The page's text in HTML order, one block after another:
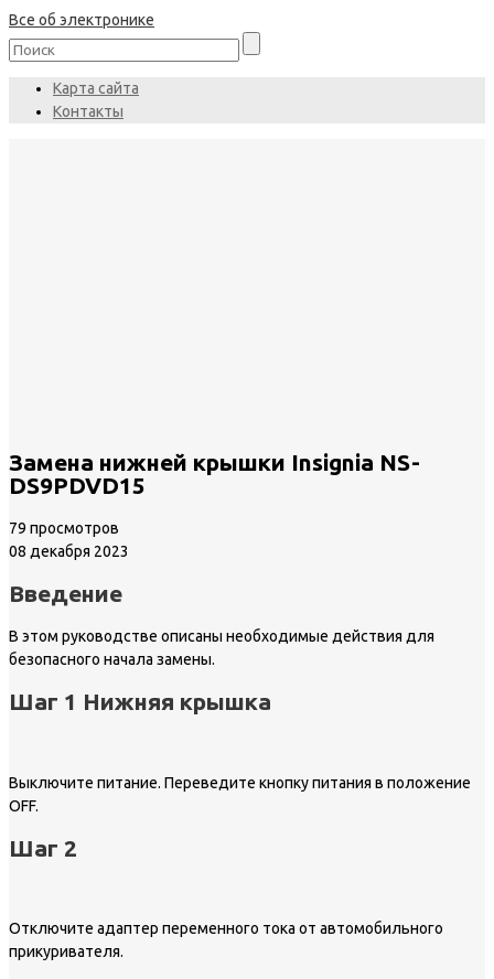
Все об электронике
Карта сайта
Контакты
Замена нижней крышки Insignia NS-
DS9PDVD15
79 просмотров
08 декабря 2023
Введение
В этом руководстве описаны необходимые действия для
безопасного начала замены.
Шаг 1 Нижняя крышка
Выключите питание. Переведите кнопку питания в положение
OFF.
Шаг 2
Отключите адаптер переменного тока от автомобильного
прикуривателя.